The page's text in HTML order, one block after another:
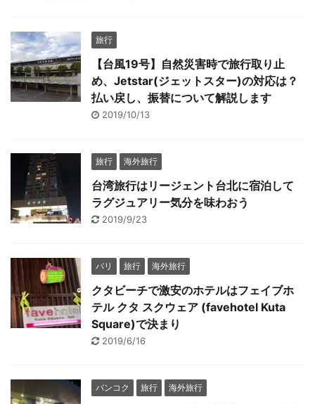
旅行
【台風19号】自然災害時で旅行取り止
め、Jetstar(ジェットスター)の対応は？
払い戻し、振替について解説します
2019/10/13
旅行 海外旅行
台湾旅行はリージェント台北に宿泊して
ラグジュアリー気分を味わおう
2019/9/23
バリ 旅行 海外旅行
クタビーチで激安のホテルはフェイブホ
テル クタ スクウェア (favehotel Kuta
Square)で決まり
2019/6/16
バンコク 旅行 海外旅行